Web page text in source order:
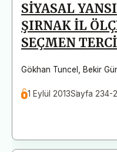
SİYASAL
ŞIRNAK İL
SEÇMEN
Gökhan Tuncel Bekir
1 Eylül 2013Sayfa 234-